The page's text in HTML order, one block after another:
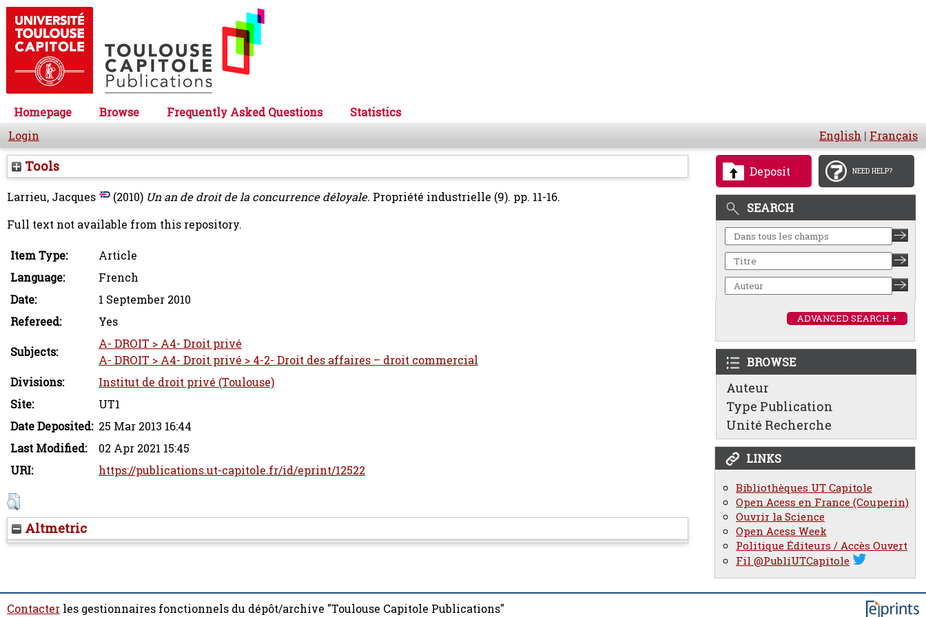
Homepage Browse Frequently Asked Questions
Statistics
Login
English | Français
Deposit NEED HELP?
SEARCH
ADVANCED SEARCH +
BROWSE
Auteur
Type Publication
Unité Recherche
LINKS
Bibliothèques UT Capitole
Open Acess en France (Couperin)
Ouvrir la Science
Open Acess Week
Politique Éditeurs / Accès Ouvert
Fil @PubliUTCapitole
Tools
Larrieu, Jacques (2010) Un an de droit de la concurrence déloyale. Propriété industrielle (9). pp. 11-16.
Full text not available from this repository.
Item Type:
Article
Language:
French
Date:
1 September 2010
Refereed:
Yes
Subjects:
A- DROIT > A4- Droit privé
A- DROIT > A4- Droit privé > 4-2- Droit des affaires – droit commercial
Divisions:
Institut de droit privé (Toulouse)
Site:
UT1
Date Deposited: 25 Mar 2013 16:44
Last Modified:
02 Apr 2021 15:45
URI:
https://publications.ut-capitole.fr/id/eprint/12522
Altmetric
Contacter les gestionnaires fonctionnels du dépôt/archive "Toulouse Capitole Publications"